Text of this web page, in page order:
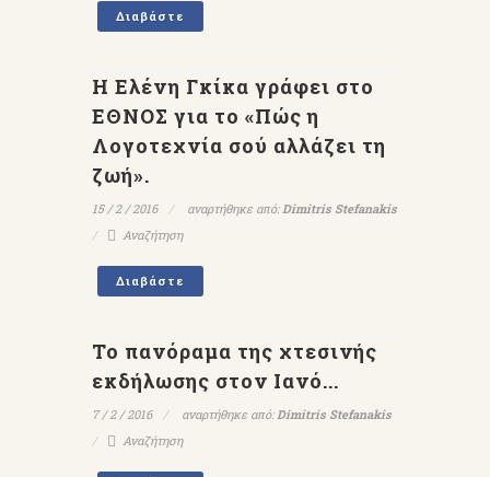
Διαβάστε
Η Ελένη Γκίκα γράφει στο
ΕΘΝΟΣ για το «Πώς η
Λογοτεχνία σού αλλάζει τη
ζωή».
15 / 2 / 2016 αναρτήθηκε από:Dimitris Stefanakis
Αναζήτηση
Διαβάστε
Το πανόραμα της χτεσινής
εκδήλωσης στον Ιανό...
7 / 2 / 2016 αναρτήθηκε από:Dimitris Stefanakis
Αναζήτηση